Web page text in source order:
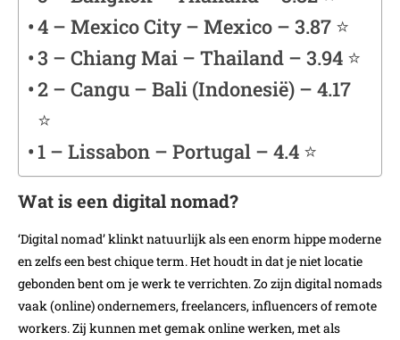
4 – Mexico City – Mexico – 3.87 ⭐️
3 – Chiang Mai – Thailand – 3.94 ⭐️
2 – Cangu – Bali (Indonesië) – 4.17
⭐️
1 – Lissabon – Portugal – 4.4 ⭐️
Wat is een digital nomad?
‘Digital nomad’ klinkt natuurlijk als een enorm hippe moderne
en zelfs een best chique term. Het houdt in dat je niet locatie
gebonden bent om je werk te verrichten. Zo zijn digital nomads
vaak (online) ondernemers, freelancers, influencers of remote
workers. Zij kunnen met gemak online werken, met als